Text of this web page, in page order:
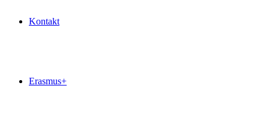
Kontakt
Erasmus+